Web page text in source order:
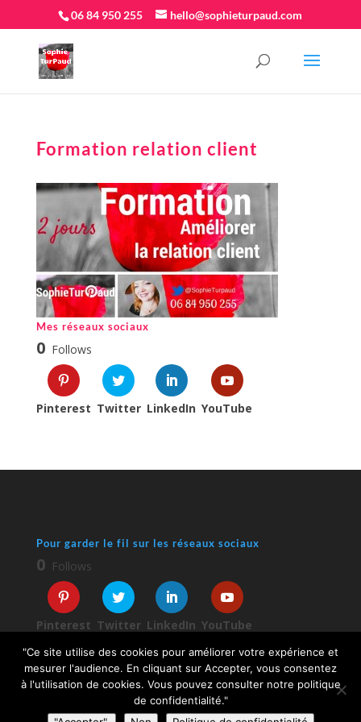
06 84 950 255 hello@sophieturpaud.com
Formation relation client
Mes réseaux sociaux
0 Follows
Pinterest Twitter LinkedIn YouTube
Pour garder le fil sur les réseaux sociaux
0 Follows
Pinterest Twitter LinkedIn YouTube
"Ce site utilise des cookies pour améliorer votre expérience et
mesurer l'audience. En cliquant sur Accepter, vous consentez
à l'utilisation de cookies. Vous pouvez consulter notre politique
de confidentialité."